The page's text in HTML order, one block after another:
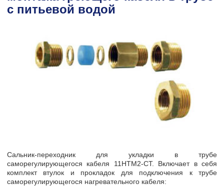
с питьевой водой
Сальник-переходник для укладки в трубе
саморегулирующегося кабеля 11HTM2-CT. Включает в себя
комплект втулок и прокладок для подключения к трубе
саморегулирующегося нагревательного кабеля: